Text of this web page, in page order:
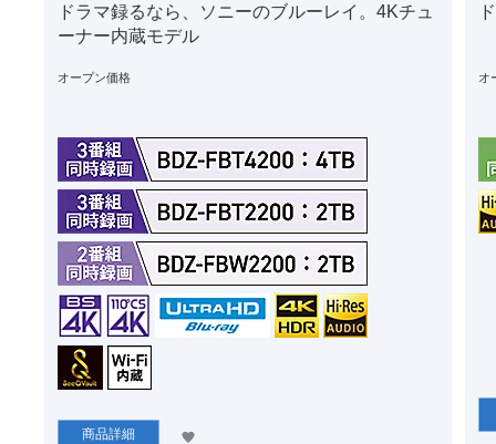
ドラマ録るなら、ソニーのブルーレイ。4Kチュ
ーナー内蔵モデル
オープン価格
商品詳細
オ